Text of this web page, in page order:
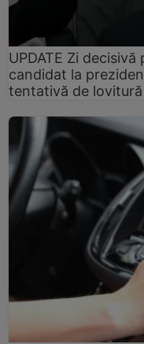
UPDATE Zi
candidat la
tentativă de